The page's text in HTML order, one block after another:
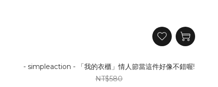
- simpleaction - 「我的衣櫃」情人節當這件好像不錯喔!
NT$580